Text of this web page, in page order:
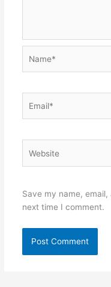
Save my name,
next time I comment.